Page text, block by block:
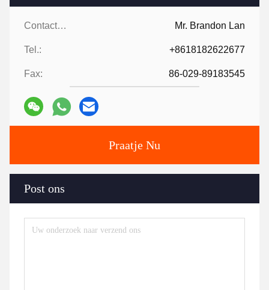
Contacten: Mr. Brandon Lan
Tel.: +8618182622677
Fax: 86-029-89183545
Praatje Nu
Post ons